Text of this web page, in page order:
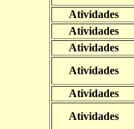
Atividades
Atividades
Atividades
Atividades
Atividades
Atividades